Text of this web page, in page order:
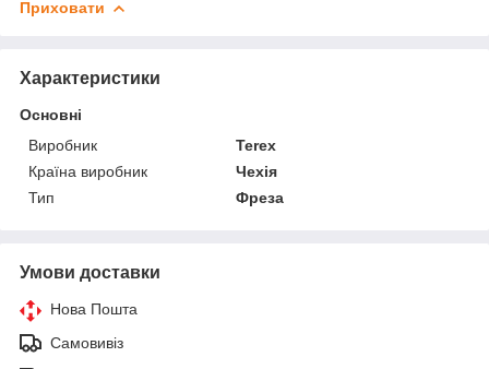
Приховати
Характеристики
Основні
Виробник
Terex
Країна виробник
Чехія
Тип
Фреза
Умови доставки
Нова Пошта
Самовивіз